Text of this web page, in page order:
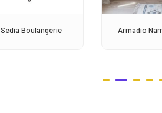
Sedia Boulangerie Armadio